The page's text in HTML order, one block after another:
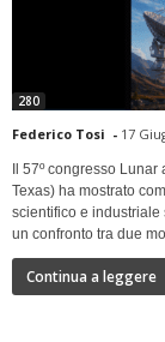
280
Federico Tosi - 17
Il 57º congresso
Texas) ha mostrato
scientifico e
un confronto tra due
Continua a leggere